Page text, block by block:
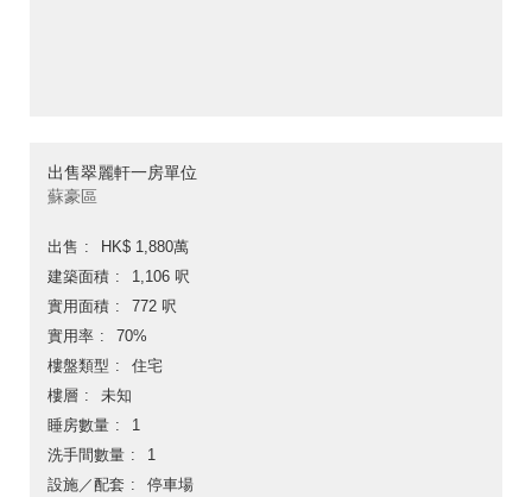
出售翠麗軒一房單位
蘇豪區
出售
HK$ 1,880萬
建築面積
1,106 呎
實用面積
772 呎
實用率
70%
樓盤類型
住宅
樓層
未知
睡房數量
1
洗手間數量
1
設施／配套
停車場